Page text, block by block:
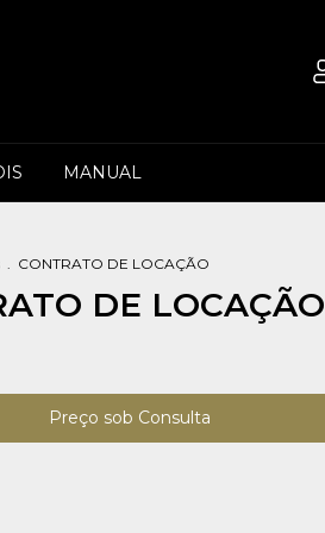
MANUAL
. CONTRATO DE LOCAÇÃO
DE LOCAÇÃO